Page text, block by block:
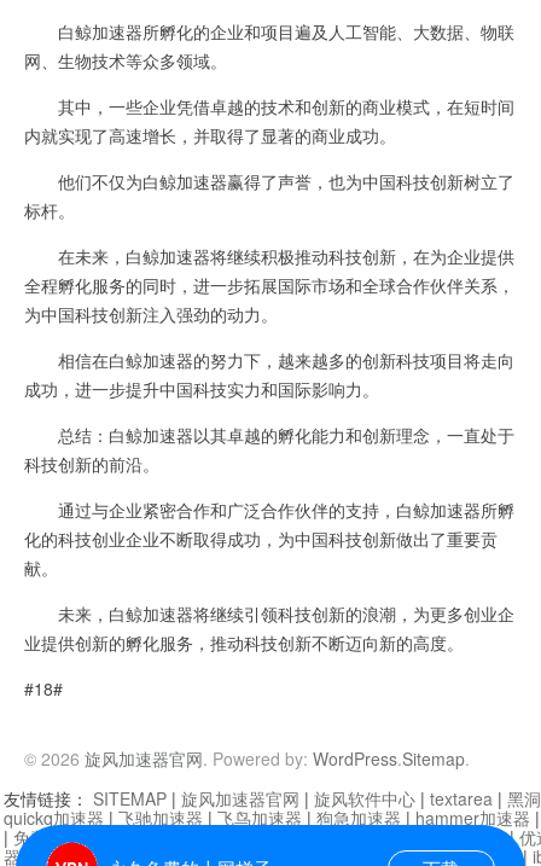
白鲸加速器所孵化的企业和项目遍及人工智能、大数据、物联
网、生物技术等众多领域。
其中，一些企业凭借卓越的技术和创新的商业模式，在短时间
内就实现了高速增长，并取得了显著的商业成功。
他们不仅为白鲸加速器赢得了声誉，也为中国科技创新树立了
标杆。
在未来，白鲸加速器将继续积极推动科技创新，在为企业提供
全程孵化服务的同时，进一步拓展国际市场和全球合作伙伴关系，
为中国科技创新注入强劲的动力。
相信在白鲸加速器的努力下，越来越多的创新科技项目将走向
成功，进一步提升中国科技实力和国际影响力。
总结：白鲸加速器以其卓越的孵化能力和创新理念，一直处于
科技创新的前沿。
通过与企业紧密合作和广泛合作伙伴的支持，白鲸加速器所孵
化的科技创业企业不断取得成功，为中国科技创新做出了重要贡
献。
未来，白鲸加速器将继续引领科技创新的浪潮，为更多创业企
业提供创新的孵化服务，推动科技创新不断迈向新的高度。
#18#
© 2026 旋风加速器官网. Powered by: WordPress.Sitemap.
友情链接： SITEMAP | 旋风加速器官网 | 旋风软件中心 | textarea | 黑
quickq加速器 | 飞驰加速器 | 飞鸟加速器 | 狗急加速器 | hammer加速器
| 免费vqn加速外网 迷雾通|优
器| 快柠檬加速器 |黑洞加速 |falemon 快橙加速器|anycast加速器 |